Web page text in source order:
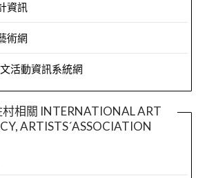
資訊
術網
活動資訊系統網
相關 INTERNATIONAL ART
ARTISTS´ASSOCIATION